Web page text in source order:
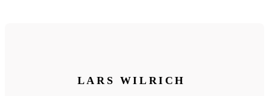
LARS WILRICH